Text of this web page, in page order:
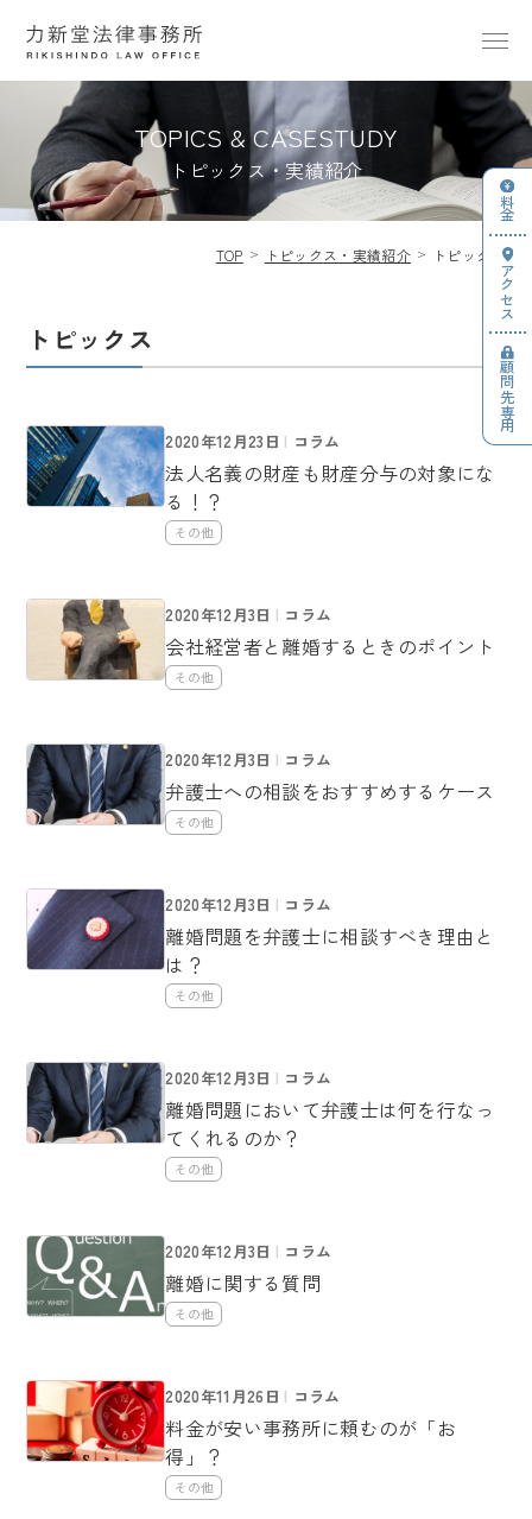
トピックス・実績紹介
TOPICS & CASESTUDY
TOP トピックス・実績紹介 トピックス
トピックス
2020年12月23日 コラム
法人名義の財産も財産分与の対象にな
る！？
その他
2020年12月3日 コラム
会社経営者と離婚するときのポイント
その他
2020年12月3日 コラム
弁護士への相談をおすすめするケース
その他
2020年12月3日 コラム
離婚問題を弁護士に相談すべき理由と
は？
その他
2020年12月3日 コラム
離婚問題において弁護士は何を行なっ
てくれるのか？
その他
2020年12月3日 コラム
離婚に関する質問
その他
2020年11月26日 コラム
料金が安い事務所に頼むのが「お
得」？
その他
料金
アクセス
顧問先専用